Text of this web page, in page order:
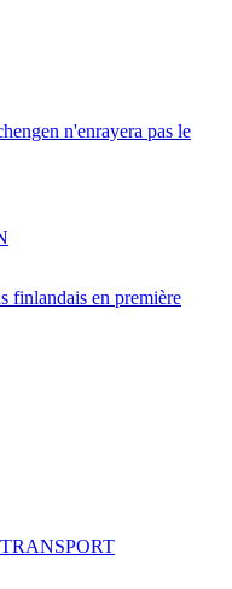
n'enrayera pas le
finlandais en première